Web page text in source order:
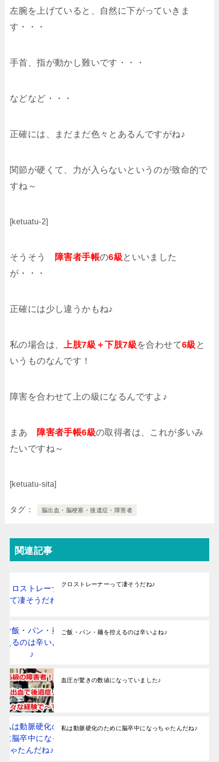
左腕を上げていると、自然に下がっていきま
す・・・
手首、指が動かし難いです・・・
などなど・・・
正確には、まだまだ色々とあるんですがね♪
関節が硬くて、力が入らないというのが致命的で
すね～
[ketuatu-2]
そうそう 障害者手帳の6級 といいました
が・・・
正確には少し違うかもね♪
私の場合は、上肢7級＋下肢7級を合わせて6級 と
いうものなんです！
障害を合わせて上の級になるんですよ♪
まあ 障害者手帳6級の取得者は、これが多いみ
たいですね～
[ketuatu-sita]
タグ 脳出血・脳梗塞・後遺症・障害者
関連記事
クロストレーナーって凄そうだね♪
ご飯・パン・麺を控えるのは辛いよね♪
血圧が驚きの数値になっていました♪
私は動脈硬化のために脳卒中になっちゃたんだね♪